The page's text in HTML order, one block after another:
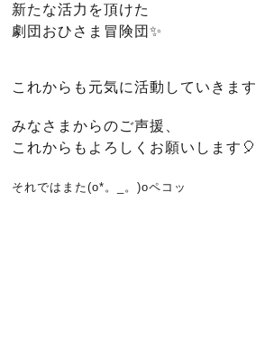
新たな活力を頂けた
劇団おひさま冒険団✨
これからも元気に活動していきま
みなさまからのご声援、
これからもよろしくお願いします🎈
それではまた(o*。_。)oペコッ